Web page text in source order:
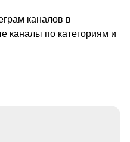
каналов в
каналы по категориям и